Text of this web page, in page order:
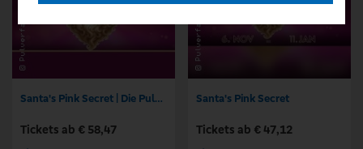
Santa's Pink Secret | Die Pulverfass Weihnachtsshow
Tickets ab € 58,47
Santa's Pink Secret
Tickets ab € 47,12